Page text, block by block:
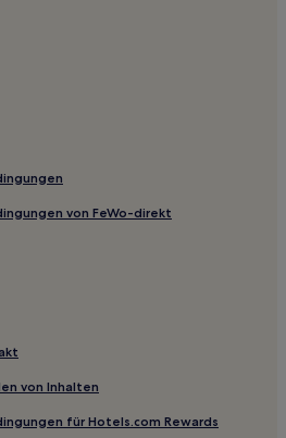
Close Hotels
Wildlife Park
von FeWo-direkt
von Inhalten
für Hotels.com Rewards